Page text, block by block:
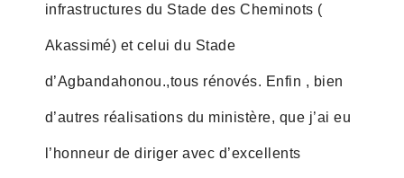
infrastructures du Stade des Cheminots (
Akassimé) et celui du Stade
d’Agbandahonou.,tous rénovés. Enfin , bien
d’autres réalisations du ministère, que j’ai eu
l’honneur de diriger avec d’excellents